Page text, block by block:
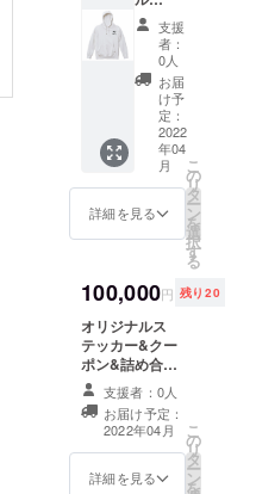
い。 ※
その他
サイズ
をご希
望の方
は、サ
イズ選
択画面
にて
「その
選択し
てくだ
メール
希望サ
イズの
確認を
致しま
す。 ※
商品
(色・デ
を含む)
は、サ
イズ選
択画面
にて
「その
他」を
選択し
てくだ
さい。
後日
にてご
希望サ
致しま
商品
(色・デ
ザイン
を含む)
の指定
不可。
させて
頂きま
す。 T
シャツ
等のデ
ザイン
は「届
いてか
らのお
楽し
み！」
頂けた
いま
す。 衣
服に限
らず、
オリジ
ナルの
アクセ
リー・
シャツ1
枚、定
価4000
円で販
売予定
のTシャ
ツ1枚、
定価
9000円
で販売
予定の
カー1枚
リジナ
ルス
テッ
カー1
枚、
Chill
Japでご
利用頂
ける
『¥200
00分の
ジャッ
プ)オリ
ジナルT
シャ
ツ・ロ
ングT
シャ
ツ・
パー
カー&オ
リジナ
ルス
テッ
クーポ
ン 定価
6000円
で販売
予定の
シャツ2
枚、定
価4000
円で販
売予定
支援
者：
0人
お届
け予
定：
2022
年04
月
詳細を見る
こ
の
リ
タ
ー
ン
を
選
択
す
る
100,000円 残り20
オリジナルス
テッカー&クー
ポン&詰め合せ
オリジナルス
テッカー1枚、
Chill Japでご利
用頂ける
『¥50000分の
クーポン』、
支援者：0人
お届け予定：
2022年04月
詳細を見る
こ
の
リ
タ
ー
ン
を